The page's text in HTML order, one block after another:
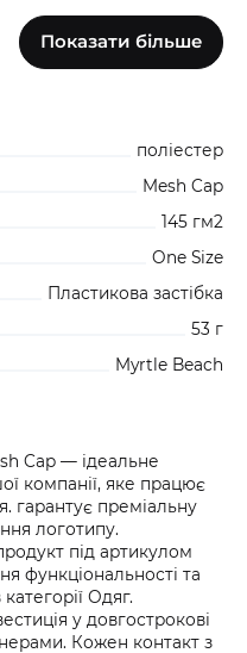
0
0
0
Показати більше
поліестер
Mesh Cap
145 гм2
One Size
Пластикова застібка
53 г
Myrtle Beach
Cap — ідеальне
компанії, яке працює
гарантує преміальну
логотипу.
під артикулом
функціональності та
Одяг.
у довгострокові
Кожен контакт з